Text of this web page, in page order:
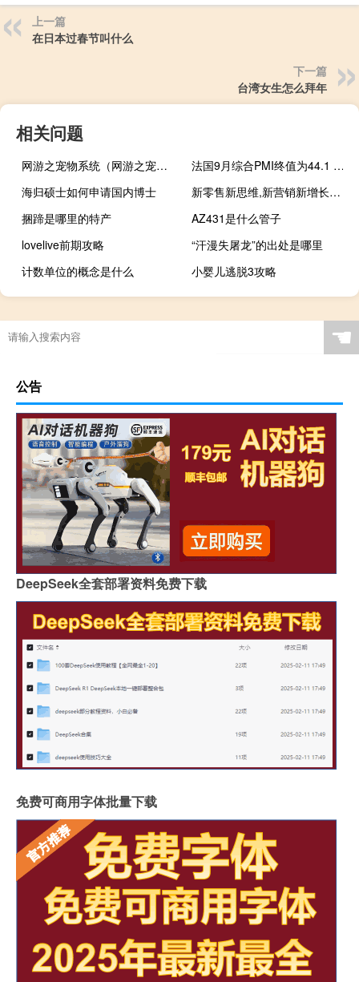
上一篇
在日本过春节叫什么
下一篇
台湾女生怎么拜年
相关问题
网游之宠物系统（网游之宠物天堂）
法国9月综合PMI终值为44.1 预期43.5
海归硕士如何申请国内博士
新零售新思维,新营销新增长樱雪真实案例告诉你如何操作厨电市场
捆蹄是哪里的特产
AZ431是什么管子
lovelive前期攻略
“汗漫失屠龙”的出处是哪里
计数单位的概念是什么
小婴儿逃脱3攻略
☚
公告
DeepSeek全套部署资料免费下载
免费可商用字体批量下载